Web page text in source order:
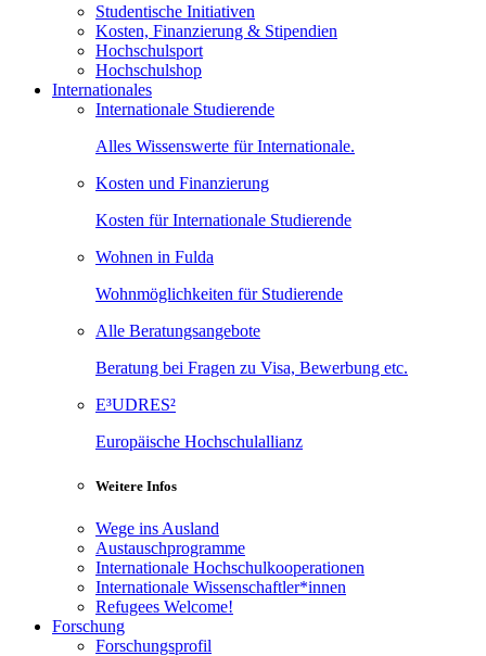
Studentische Initiativen
Kosten, Finanzierung & Stipendien
Hochschulsport
Hochschulshop
Internationales
Internationale Studierende
Alles Wissenswerte für Internationale.
Kosten und Finanzierung
Kosten für Internationale Studierende
Wohnen in Fulda
Wohnmöglichkeiten für Studierende
Alle Beratungsangebote
Beratung bei Fragen zu Visa, Bewerbung etc.
E³UDRES²
Europäische Hochschulallianz
Weitere Infos
Wege ins Ausland
Austauschprogramme
Internationale Hochschulkooperationen
Internationale Wissenschaftler*innen
Refugees Welcome!
Forschung
Forschungsprofil